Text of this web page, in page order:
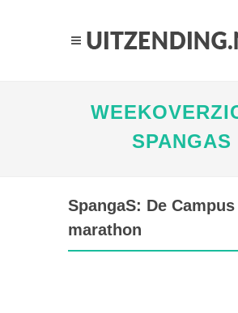
SPANGAS
SpangaS: De Campus
marathon